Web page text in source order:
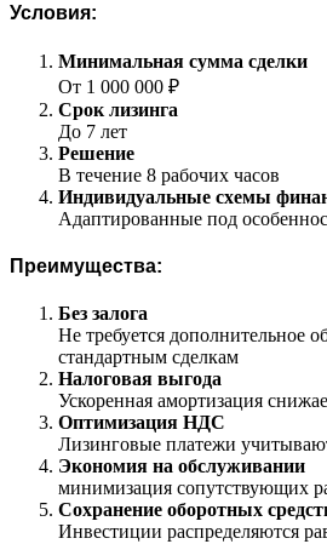
Условия:
Минимальная сумма сделки
От 1 000 000 ₽
Срок лизинга
До 7 лет
Решение
В течение 8 рабочих часов
Индивидуальные схемы
Адаптированные под
Преимущества:
Без залога
Не требуется дополнительное
стандартным сделкам
Налоговая выгода
Ускоренная амортизация
Оптимизация НДС
Лизинговые платежи
Экономия на обслуживании
минимизация сопутствующих
Сохранение оборотных
Инвестиции распределяются